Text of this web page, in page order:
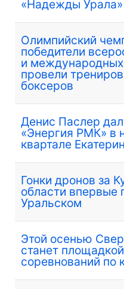
«Надежды Урала»
Олимпийский
победители
и международных
провели
боксеров
Денис Паслер
«Энергия РМК» в
квартале
Гонки дронов за
области
Уральском
Этой осенью
станет
соревнований по